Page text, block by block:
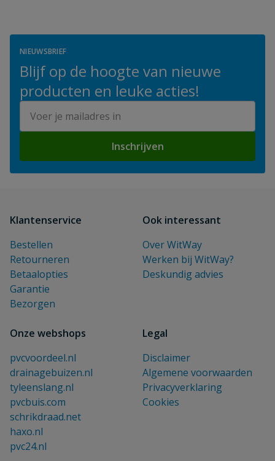
NIEUWSBRIEF
Blijf op de hoogte van nieuwe
producten en leuke acties!
Inschrijven
Klantenservice
Bestellen
Retourneren
Betaalopties
Garantie
Bezorgen
Ook interessant
Over WitWay
Werken bij WitWay?
Deskundig advies
Onze webshops
pvcvoordeel.nl
drainagebuizen.nl
tyleenslang.nl
pvcbuis.com
schrikdraad.net
haxo.nl
pvc24.nl
Legal
Disclaimer
Algemene voorwaarden
Privacyverklaring
Cookies